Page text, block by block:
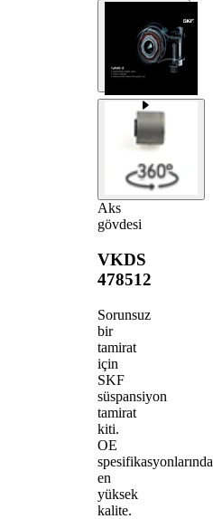
Aks
gövdesi
VKDS
478512
Sorunsuz
bir
tamirat
için
SKF
süspansiyon
tamirat
kiti.
OE
spesifikasyonlarında
en
yüksek
kalite.